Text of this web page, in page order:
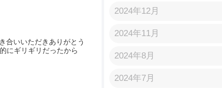
2024年12月
2024年11月
2024年8月
2024年7月